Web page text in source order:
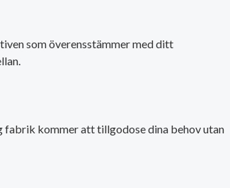
som överensstämmer med ditt
fabrik kommer att tillgodose dina behov utan